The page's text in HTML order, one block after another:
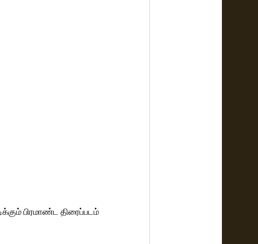
பிரமாண்ட திரைப்படம்